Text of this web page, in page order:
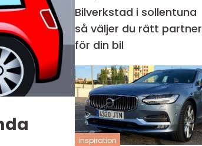
Bilverkstad i sollentuna
så väljer du rätt partner
för din bil
inspiration